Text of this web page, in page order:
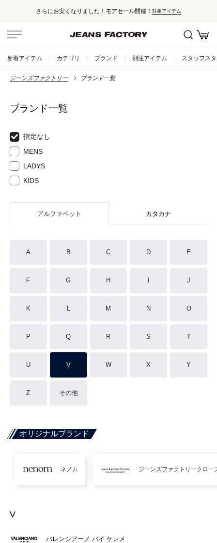
さらにお安くなりました！モアセール開催！ 対象アイテム
新着アイテム カテゴリ ブランド 別注アイテム スタッフス
ジーンズファクトリー ブランド一覧
ブランド一覧
指定なし
MENS
LADYS
KIDS
アルファベット カタカナ
A B C D E
F G H J
K L M N O
P Q R S T
U V W X Y
Z その他
オリジナルブランド
ネノム ジーンズファクトリークロー
V
バレンシアーノ バイ ケレメ